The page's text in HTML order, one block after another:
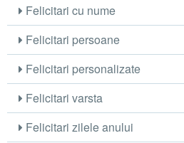
Felicitari cu nume
Felicitari persoane
Felicitari personalizate
Felicitari varsta
Felicitari zilele anului